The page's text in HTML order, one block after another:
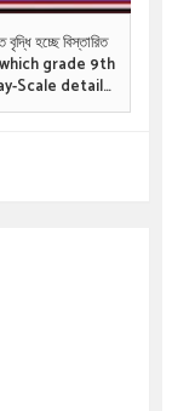
হচ্ছে বিস্তারিত
grade 9th